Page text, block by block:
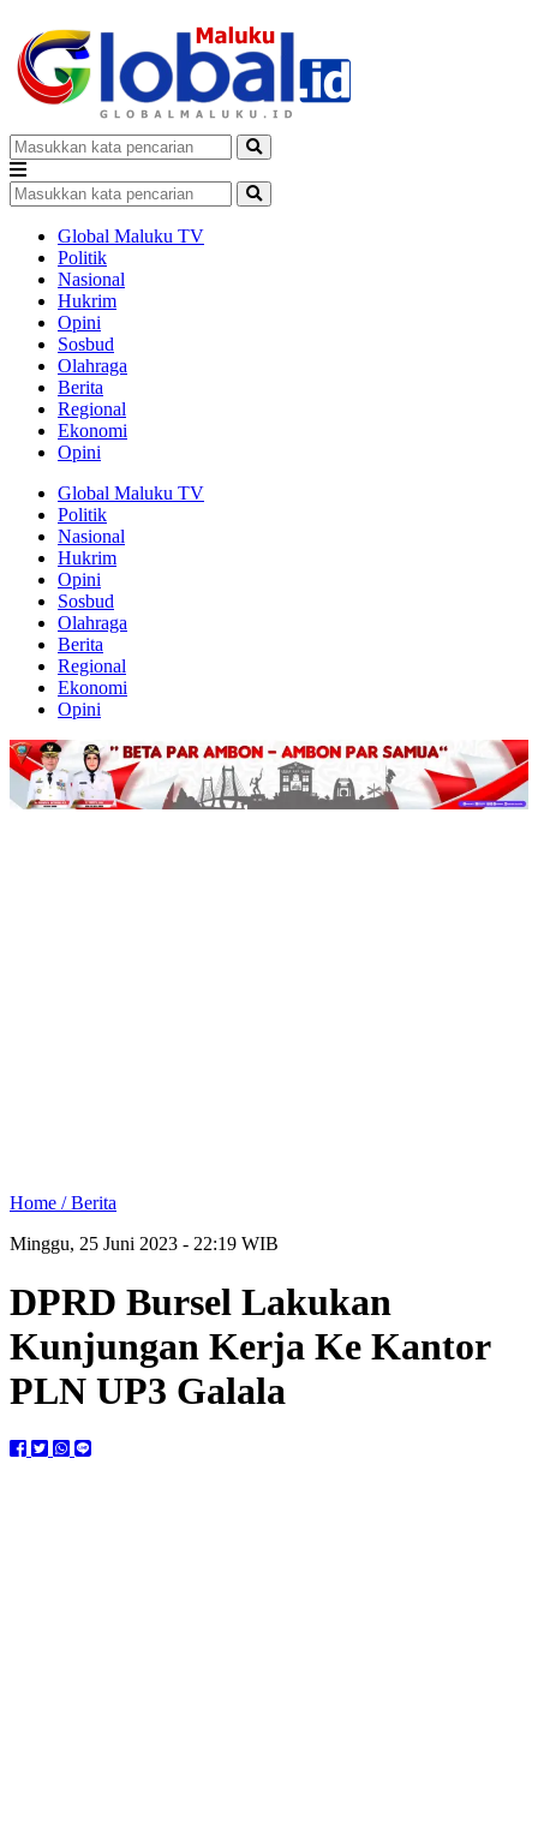
Global Maluku TV
Politik
Nasional
Hukrim
Opini
Sosbud
Olahraga
Berita
Regional
Ekonomi
Opini
Global Maluku TV
Politik
Nasional
Hukrim
Opini
Sosbud
Olahraga
Berita
Regional
Ekonomi
Opini
Home /Berita
Minggu, 25 Juni 2023 - 22:19 WIB
DPRD Bursel Lakukan
Kunjungan Kerja Ke Kantor
PLN UP3 Galala